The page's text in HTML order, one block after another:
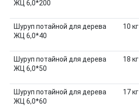
ЖЦ 6,0*200
Шуруп потайной для дерева
ЖЦ 6,0*40
10 кг
Шуруп потайной для дерева
ЖЦ 6,0*50
18 кг
Шуруп потайной для дерева
ЖЦ 6,0*60
17кг